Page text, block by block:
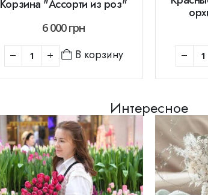
Корзина "Ассорти из роз"
6 000грн
В корзину
Интересное